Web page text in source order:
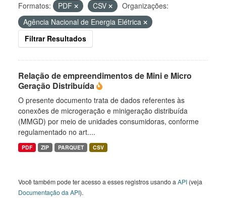
Formatos:
PDF CSV
Organizações:
Agência Nacional de Energia Elétrica
Filtrar Resultados
Relação de empreendimentos de Mini e Micro
Geração Distribuída
O presente documento trata de dados referentes às
conexões de microgeração e minigeração distribuída
(MMGD) por meio de unidades consumidoras, conforme
regulamentado no art....
PDF ZIP PARQUET CSV
Você também pode ter acesso a esses registros usando a API (veja
Documentação da API).